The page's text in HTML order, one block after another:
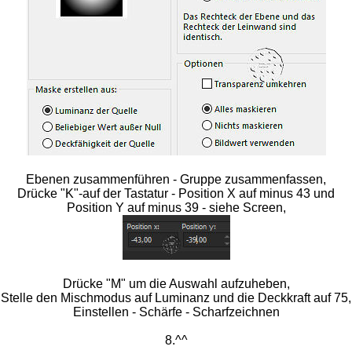
Ebenen zusammenführen - Gruppe zusammenfassen,
Drücke "K"-auf der Tastatur - Position X auf minus 43 und
Position Y auf minus 39 - siehe Screen,
Drücke "M" um die Auswahl aufzuheben,
Stelle den Mischmodus auf Luminanz und die Deckkraft auf 75,
Einstellen - Schärfe - Scharfzeichnen
8.^^